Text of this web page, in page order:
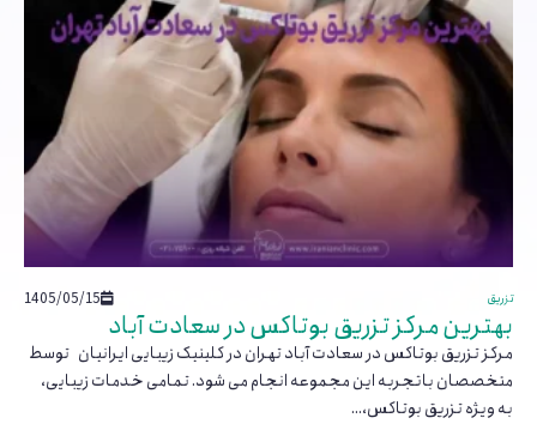
تزریق 1405/05/15
بهترین مرکز تزریق بوتاکس در سعادت آباد
مرکز تزریق بوتاکس در سعادت آباد تهران در کلینیک زیبایی ایرانیان توسط
متخصصان باتجربه این مجموعه انجام می شود. تمامی خدمات زیبایی،
به ویژه تزریق بوتاکس،...